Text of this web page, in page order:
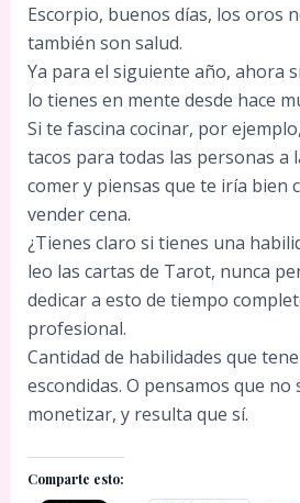
Escorpio, buenos días, los oros
también son salud.
Ya para el siguiente año, ahora
lo tienes en mente desde hace
Si te fascina cocinar, por
tacos para todas las personas a
comer y piensas que te iría bien
vender cena.
¿Tienes claro si tienes una
leo las cartas de Tarot, nunca
dedicar a esto de tiempo
profesional.
Cantidad de habilidades que
escondidas. O pensamos que no
monetizar, y resulta que sí.
Comparte esto: